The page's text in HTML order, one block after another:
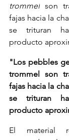
trommel son
fajas hacia la
se trituran
producto
"Los pebbles
trommel son
fajas hacia la
se trituran
producto
El material